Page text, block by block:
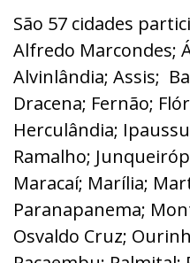
São 57 cidades
Alfredo Marcondes;
Alvinlândia; Assis;
Dracena; Fernão;
Herculândia;
Ramalho;
Maracaí; Marília;
Paranapanema;
Osvaldo Cruz;